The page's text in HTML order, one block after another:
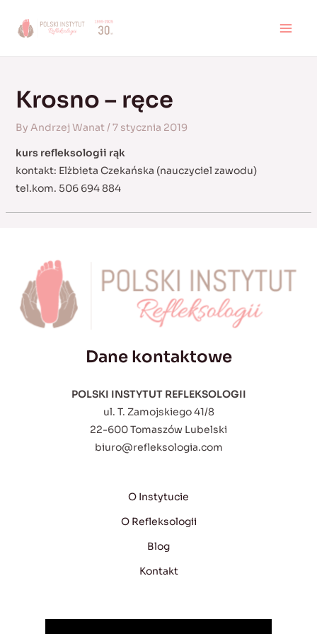
Krosno – ręce
By Andrzej Wanat/7 stycznia 2019
kurs refleksologii rąk
kontakt: Elżbieta Czekańska (nauczyciel zawodu)
tel.kom. 506 694 884
Dane kontaktowe
POLSKI INSTYTUT REFLEKSOLOGII
ul. T. Zamojskiego 41/8
22-600 Tomaszów Lubelski
biuro@refleksologia.com
O Instytucie
O Refleksologii
Blog
Kontakt